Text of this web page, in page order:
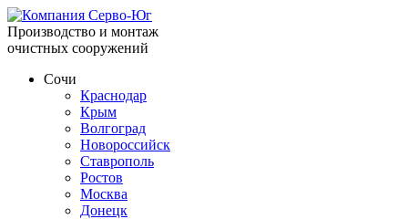
Производство и монтаж
очистных сооружений
Сочи
Краснодар
Крым
Волгоград
Новороссийск
Ставрополь
Ростов
Москва
Донецк